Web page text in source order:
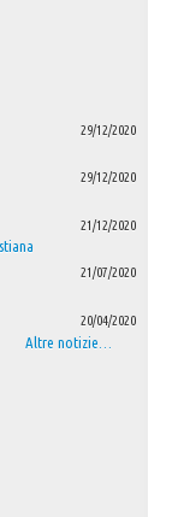
29/12/2020
29/12/2020
21/12/2020
21/07/2020
20/04/2020
Altre notizie…